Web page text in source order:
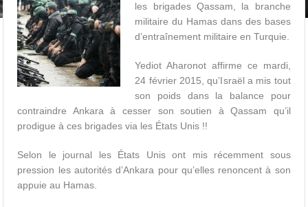
les brigades Qassam, la branche
militaire du Hamas dans des bases
d’entraînement militaire en Turquie.
Yediot Aharonot affirme ce mardi,
24 février 2015, qu’Israël a mis tout
son poids dans la balance pour
contraindre Ankara à cesser son soutien à Qassam qu’il
prodigue à ces brigades via les États Unis !!
Selon le journal les États Unis ont mis récemment sous
pression les autorités d’Ankara pour qu’elles renoncent à son
appuie au Hamas.